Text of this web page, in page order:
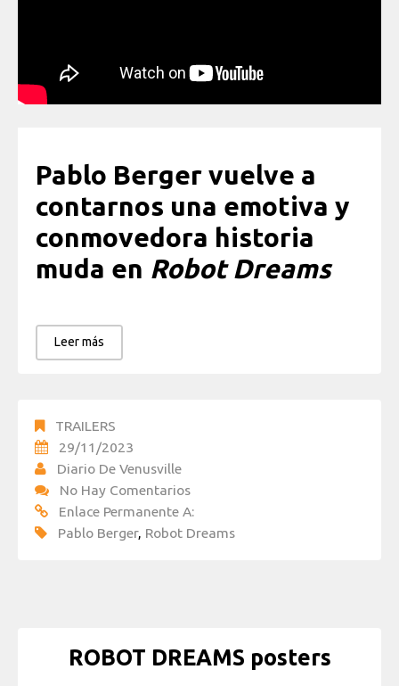
Pablo Berger vuelve a
contarnos una emotiva y
conmovedora historia
muda en Robot Dreams
Leer más
TRAILERS
29/11/2023
Diario De Venusville
No Hay Comentarios
Enlace Permanente A:
Pablo Berger, Robot Dreams
ROBOT DREAMS posters